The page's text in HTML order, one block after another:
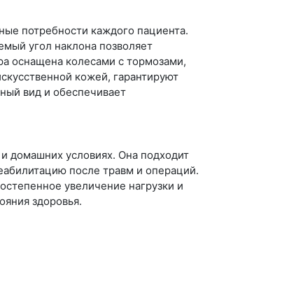
потребности каждого пациента.
угол наклона позволяет
оснащена колесами с тормозами,
кожей, гарантируют
вид и обеспечивает
домашних условиях. Она подходит
после травм и операций.
увеличение нагрузки и
здоровья.